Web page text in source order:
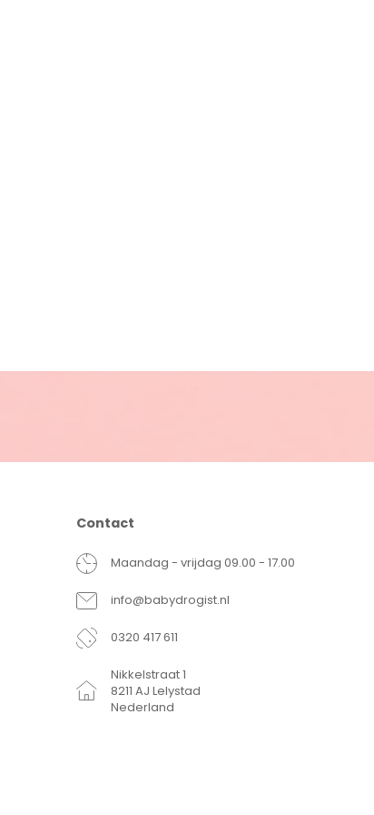
Contact
Maandag - vrijdag 09.00 - 17.00
info@babydrogist.nl
0320 417 611
Nikkelstraat 1
8211 AJ Lelystad
Nederland